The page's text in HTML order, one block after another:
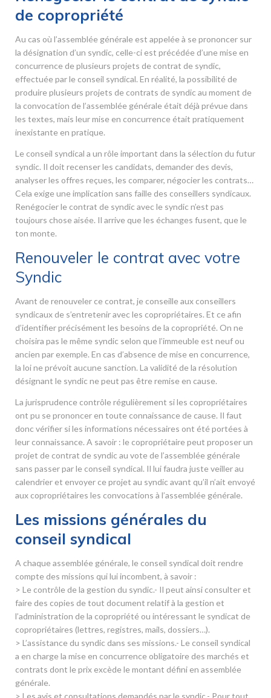
de copropriété
Au cas où l’assemblée générale est appelée à se prononcer sur
la désignation d’un syndic, celle-ci est précédée d’une mise en
concurrence de plusieurs projets de contrat de syndic,
effectuée par le conseil syndical. En réalité, la possibilité de
produire plusieurs projets de contrats de syndic au moment de
la convocation de l’assemblée générale était déjà prévue dans
les textes, mais leur mise en concurrence était pratiquement
inexistante en pratique.
Le conseil syndical a un rôle important dans la sélection du futur
syndic. Il doit recenser les candidats, demander des devis,
analyser les offres reçues, les comparer, négocier les contrats…
Cela exige une implication sans faille des conseillers syndicaux.
Renégocier le contrat de syndic avec le syndic n’est pas
toujours chose aisée. Il arrive que les échanges fusent, que le
ton monte.
Renouveler le contrat avec votre
Syndic
Avant de renouveler ce contrat, je conseille aux conseillers
syndicaux de s’entretenir avec les copropriétaires. Et ce afin
d’identifier précisément les besoins de la copropriété. On ne
choisira pas le même syndic selon que l’immeuble est neuf ou
ancien par exemple. En cas d’absence de mise en concurrence,
la loi ne prévoit aucune sanction. La validité de la résolution
désignant le syndic ne peut pas être remise en cause.
La jurisprudence contrôle régulièrement si les copropriétaires
ont pu se prononcer en toute connaissance de cause. Il faut
donc vérifier si les informations nécessaires ont été portées à
leur connaissance. A savoir : le copropriétaire peut proposer un
projet de contrat de syndic au vote de l’assemblée générale
sans passer par le conseil syndical. Il lui faudra juste veiller au
calendrier et envoyer ce projet au syndic avant qu’il n’ait envoyé
aux copropriétaires les convocations à l’assemblée générale.
Les missions générales du
conseil syndical
A chaque assemblée générale, le conseil syndical doit rendre
compte des missions qui lui incombent, à savoir :
> Le contrôle de la gestion du syndic.- Il peut ainsi consulter et
faire des copies de tout document relatif à la gestion et
l’administration de la copropriété ou intéressant le syndicat de
copropriétaires (lettres, registres, mails, dossiers…).
> L’assistance du syndic dans ses missions.- Le conseil syndical
a en charge la mise en concurrence obligatoire des marchés et
contrats dont le prix excède le montant défini en assemblée
générale.
> Les avis et consultations demandés par le syndic.- Pour tout